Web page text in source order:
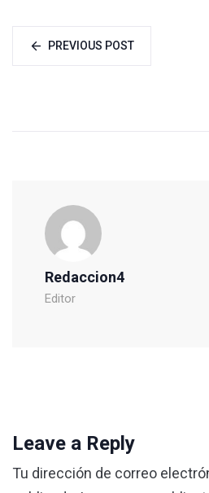
PREVIOUS POST
Redaccion4
Editor
Leave a Reply
Tu dirección de correo